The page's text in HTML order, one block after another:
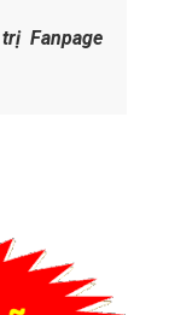
Fanpage